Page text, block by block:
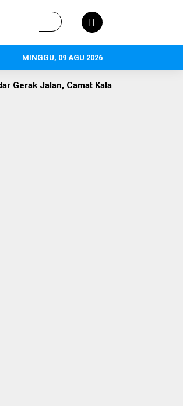
MINGGU, 09 AGU 2026
Jalan, Camat Kalanganyar Bangun